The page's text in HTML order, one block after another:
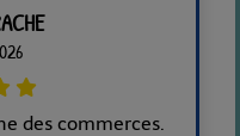
des commerces.